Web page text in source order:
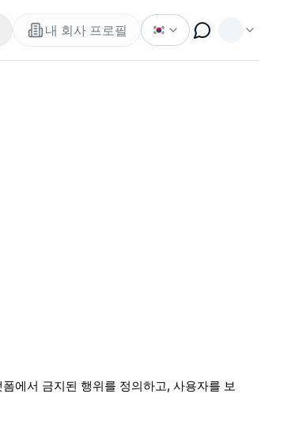
내 회사 프로필
에서 금지된 행위를 정의하고, 사용자를 보